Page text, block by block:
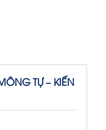
TỰ – KIẾN